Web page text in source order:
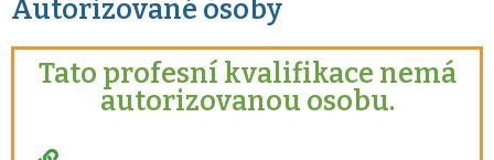
Autorizované osoby
Tato profesní kvalifikace nemá
autorizovanou osobu.